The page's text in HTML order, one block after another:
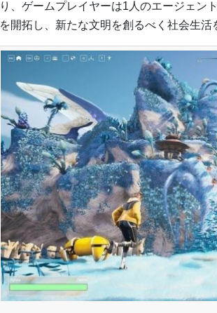
り、ゲームプレイヤーは1人のエージェン
を開拓し、新たな文明を創るべく社会生活